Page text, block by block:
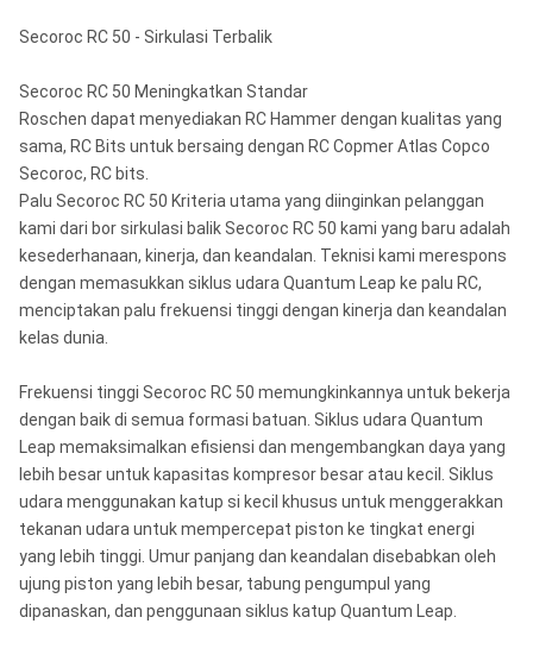
Secoroc RC 50 - Sirkulasi Terbalik
Secoroc RC 50 Meningkatkan Standar
Roschen dapat menyediakan RC Hammer dengan kualitas yang
sama, RC Bits untuk bersaing dengan RC Copmer Atlas Copco
Secoroc, RC bits.
Palu Secoroc RC 50 Kriteria utama yang diinginkan pelanggan
kami dari bor sirkulasi balik Secoroc RC 50 kami yang baru adalah
kesederhanaan, kinerja, dan keandalan. Teknisi kami merespons
dengan memasukkan siklus udara Quantum Leap ke palu RC,
menciptakan palu frekuensi tinggi dengan kinerja dan keandalan
kelas dunia.
Frekuensi tinggi Secoroc RC 50 memungkinkannya untuk bekerja
dengan baik di semua formasi batuan. Siklus udara Quantum
Leap memaksimalkan efisiensi dan mengembangkan daya yang
lebih besar untuk kapasitas kompresor besar atau kecil. Siklus
udara menggunakan katup si kecil khusus untuk menggerakkan
tekanan udara untuk mempercepat piston ke tingkat energi
yang lebih tinggi. Umur panjang dan keandalan disebabkan oleh
ujung piston yang lebih besar, tabung pengumpul yang
dipanaskan, dan penggunaan siklus katup Quantum Leap.